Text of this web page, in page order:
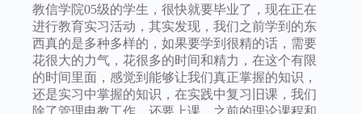
教信学院05级的学生，很快就要毕业了，现在正在
进行教育实习活动，其实发现，我们之前学到的东
西真的是多种多样的，如果要学到很精的话，需要
花很大的力气，花很多的时间和精力，在这个有限
的时间里面，感觉到能够让我们真正掌握的知识，
还是实习中掌握的知识，在实践中复习旧课，我们
除了管理电教工作，还要上课，之前的理论课程和